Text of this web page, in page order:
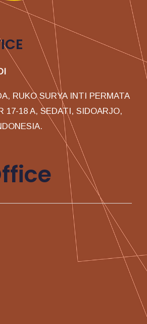
RUKO SURYA INTI PERMATA
17-18 A, SEDATI, SIDOARJO,